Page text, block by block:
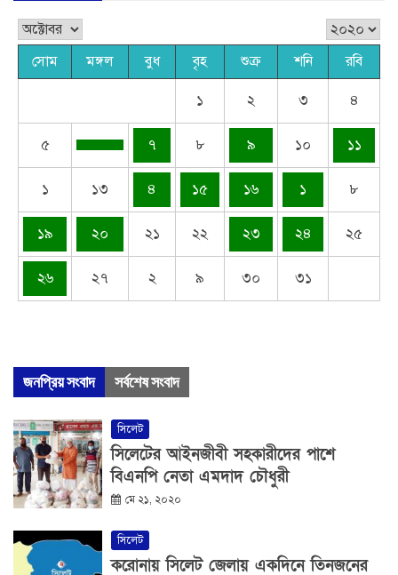
সোম মঙ্গল বুধ বৃহ শুক্র শনি রবি
১ ২ ৩ ৪
৫ ৭ ৮ ৯ ১০ ১১
১ ১৩ ৪ ১৫ ১৬ ১ ৮
১৯ ২০ ২১ ২২ ২৩ ২৪ ২৫
২৬ ২৭ ২ ৯ ৩০ ৩১
জনপ্রিয় সংবাদ সর্বশেষ সংবাদ
সিলেট
সিলেটের আইনজীবী সহকারীদের পাশে
বিএনপি নেতা এমদাদ চৌধুরী
মে ২১, ২০২০
সিলেট
করোনায় সিলেট জেলায় একদিনে তিনজনের